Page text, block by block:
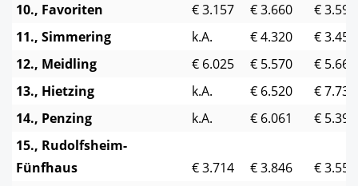
10., Favoriten
€ 3.157 € 3.660
€ 3.590
11., Simmering
k.A. € 4.320
€ 3.456
12., Meidling
€ 6.025 € 5.570
€ 5.668
13., Hietzing
k.A. € 6.520
€ 7.736
14., Penzing
k.A. € 6.061
€ 5.390
15., Rudolfsheim-
Fünfhaus
€ 3.714 € 3.846
€ 3.555